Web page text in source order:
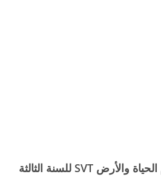
ملخصات دروس علوم الحياة والأرض SVT للسنة الثالثة